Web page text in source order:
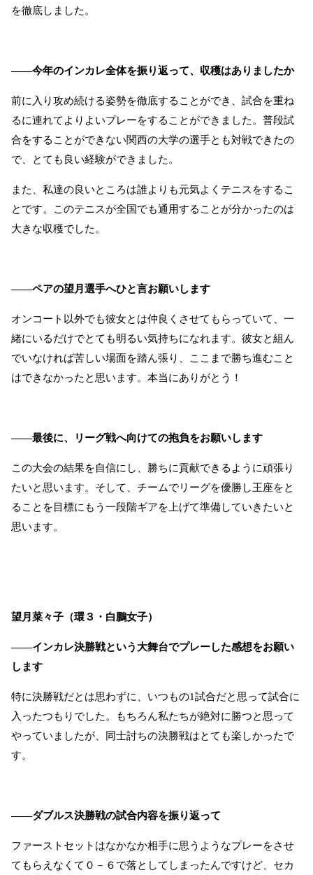
を徹底しました。
――今年のインカレ全体を振り返って、収穫はありましたか
前に入り攻め続ける姿勢を徹底することができ、試合を重ね
るに連れてよりよいプレーをすることができました。普段試
合をすることができない関西の大学の選手とも対戦できたの
で、とても良い経験ができました。
また、私達の良いところは誰よりも元気よくテニスをするこ
とです。このテニスが全国でも通用することが分かったのは
大きな収穫でした。
――ペアの望月選手へひと言お願いします
オンコート以外でも彼女とは仲良くさせてもらっていて、一
緒にいるだけでとても明るい気持ちになれます。彼女と組ん
でいなければ苦しい場面を踏ん張り、ここまで勝ち進むこと
はできなかったと思います。本当にありがとう！
――最後に、リーグ戦へ向けての抱負をお願いします
この大会の結果を自信にし、勝ちに貢献できるように頑張り
たいと思います。そして、チームでリーグを優勝し王座をと
ることを目標にもう一段階ギアを上げて準備していきたいと
思います。
望月菜々子（環３・白鵬女子）
――インカレ決勝戦という大舞台でプレーした感想をお願い
します
特に決勝戦だとは思わずに、いつもの1試合だと思って試合に
入ったつもりでした。もちろん私たちが絶対に勝つと思って
やっていましたが、同士討ちの決勝戦はとても楽しかったで
す。
――ダブルス決勝戦の試合内容を振り返って
ファーストセットはなかなか相手に思うようなプレーをさせ
てもらえなくて０－６で落としてしまったんですけど、セカ